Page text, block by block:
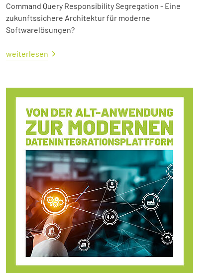
Command Query Responsibility Segregation - Eine
zukunftssichere Architektur für moderne
Softwarelösungen?
weiterlesen